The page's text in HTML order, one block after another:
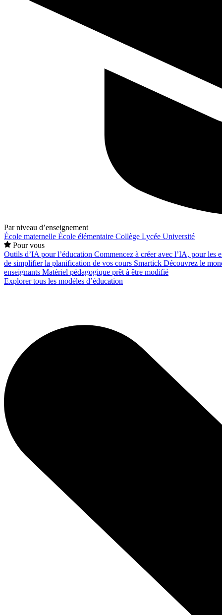
Par niveau d’enseignement
École maternelle École élémentaire Collège Lycée Université
Pour vous
Outils d’IA pour l’éducation Commencez à créer avec l’IA, pour les
de simplifier la planification de vos cours Smartick Découvrez le
enseignants Matériel pédagogique prêt à être modifié
Explorer tous les modèles d’éducation